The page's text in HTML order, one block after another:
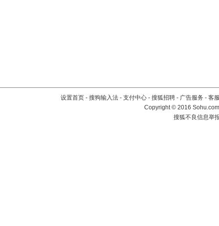
设置首页 - 搜狗输入法 - 支付中心 - 搜狐招聘 - 广告服务 - 客
Copyright©2016
搜狐不良信息举